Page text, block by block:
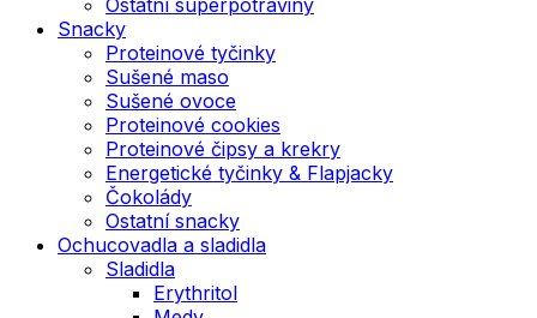
Snacky
Proteinové tyčinky
Sušené maso
Sušené ovoce
Proteinové cookies
Proteinové čipsy a krekry
Energetické tyčinky & Flapjacky
Čokolády
Ostatní snacky
Ochucovadla a sladidla
Sladidla
Erythritol